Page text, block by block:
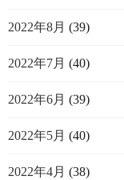
2022年8月 (39)
2022年7月 (40)
2022年6月 (39)
2022年5月 (40)
2022年4月 (38)